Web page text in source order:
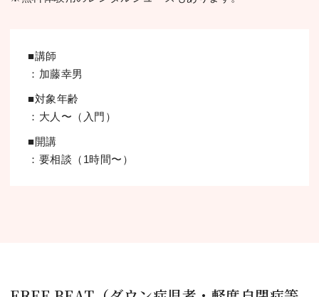
■講師
：加藤幸男
■対象年齢
：⼤⼈〜（⼊⾨）
■開講
：要相談（1時間〜）